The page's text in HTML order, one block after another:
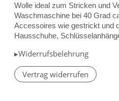
Wolle ideal zum Stricken und
Waschmaschine bei 40 Grad
Accessoires wie gestrickt und
Hausschuhe,
▸Widerrufsbelehrung
Vertrag widerrufen